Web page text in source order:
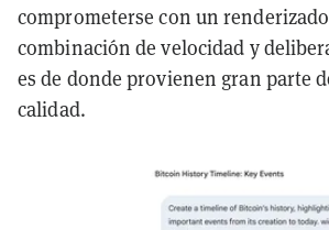
comprometerse con un
combinación de velocidad y
es de donde provienen gran parte
calidad.